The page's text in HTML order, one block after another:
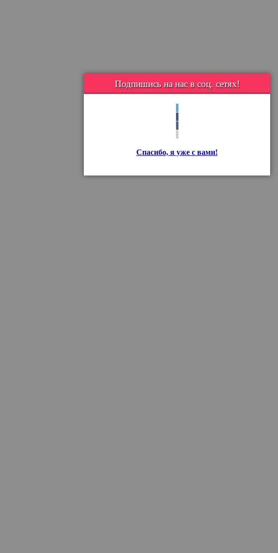
Подпишись на нас в соц. сетях!
Спасибо, я уже с вами!